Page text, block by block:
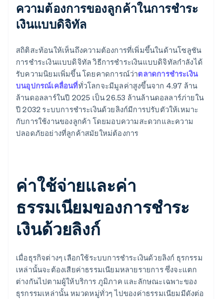
ความต้องการของลูกค้าในการชำระ
เงินแบบดิจิทัล
สถิติสะท้อนให้เห็นถึงความต้องการที่เพิ่มขึ้นในด้านโซลูชัน
การชำระเงินแบบดิจิทัล วิธีการชำระเงินแบบดิจิทัลกำลังได้
รับความนิยมเพิ่มขึ้น โดยคาดการณ์ว่าตลาดการชำระเงิน
บนอุปกรณ์เคลื่อนที่ทั่วโลกจะมีมูลค่าสูงขึ้นจาก 4.97 ล้าน
ล้านดอลลาร์ในปี 2025 เป็น 26.53 ล้านล้านดอลลาร์ภ่ายใน
ปี 2032 ระบบการชำระเงินด้วยลิงก์มีการปรับตัวให้เหมาะ
กับการใช้งานของลูกค้า โดยมอบความสะดวกและความ
ปลอดภัยอย่างที่ลูกค้าสมัยใหม่ต้องการ
ค่าใช้จ่ายและค่า
ธรรมเนียมของการชำระ
เงินด้วยลิงก์
เมื่อธุรกิจต่างๆ เลือกใช้ระบบการชำระเงินด้วยลิงก์ ธุรกรรม
เหล่านั้นจะต้องเสียค่าธรรมเนียมหลายรายการ ซึ่งจะแตก
ต่างกันไปตามผู้ให้บริการ ภูมิภาค และลักษณะเฉพาะของ
ธุรกรรมเหล่านั้น หมวดหมู่ทั่วๆ ไปของค่าธรรมเนียมมีดังต่อ